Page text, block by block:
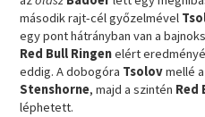
második rajt-cél győzelmével
egy pont hátrányban van a
Red Bull Ringenelért
eddig. A dobogóra Tsolovmellé
Stenshorne, majd a szintén Red
léphetett.